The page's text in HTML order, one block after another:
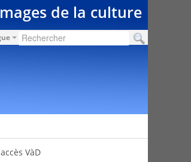
de la culture
accès VàD